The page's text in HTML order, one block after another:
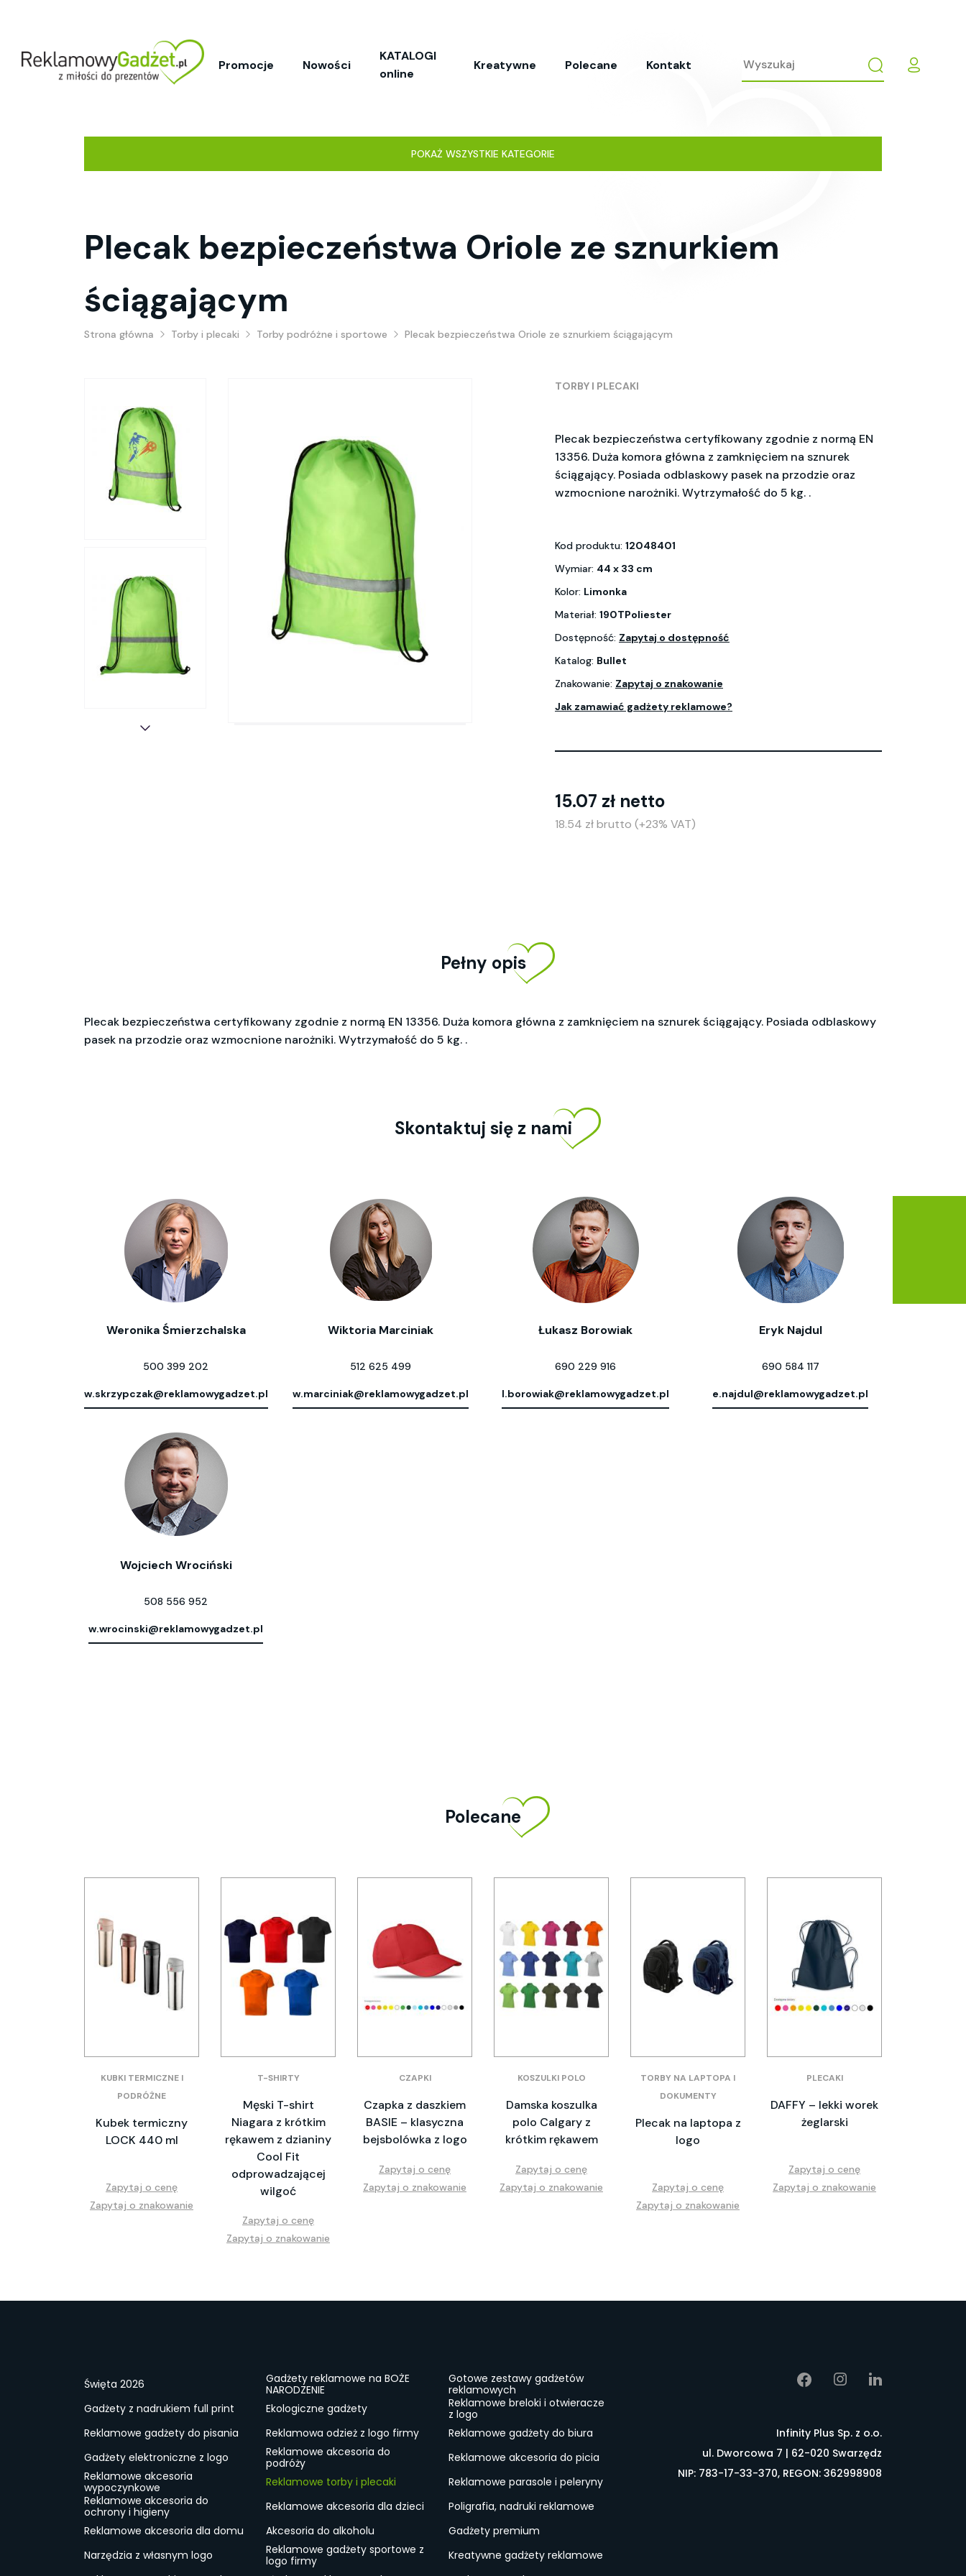
Promocje Nowości
KATALOGI
online
Kreatywne Polecane Kontakt
POKAŻ WSZYSTKIE KATEGORIE
Plecak bezpieczeństwa Oriole ze sznurkiem
ściągającym
Strona główna Torby i plecaki Torby podróżne i sportowe Plecak bezpieczeństwa Oriole ze sznurkiem ściągającym
TORBY I PLECAKI
Plecak bezpieczeństwa certyfikowany zgodnie z normą EN
13356. Duża komora główna z zamknięciem na sznurek
ściągający. Posiada odblaskowy pasek na przodzie oraz
wzmocnione narożniki. Wytrzymałość do 5 kg. .
Kod produktu: 12048401
Wymiar: 44 x 33 cm
Kolor: Limonka
Materiał: 190TPoliester
Dostępność: Zapytaj o dostępność
Katalog: Bullet
Znakowanie: Zapytaj o znakowanie
Jak zamawiać gadżety reklamowe?
15.07 zł netto
18.54 zł brutto (+23% VAT)
Pełny opis
Plecak bezpieczeństwa certyfikowany zgodnie z normą EN 13356. Duża komora główna z zamknięciem na sznurek ściągający. Posiada odblaskowy
pasek na przodzie oraz wzmocnione narożniki. Wytrzymałość do 5 kg. .
Skontaktuj się z nami
Weronika Śmierzchalska
500 399 202
w.skrzypczak@reklamowygadzet.pl
Wiktoria Marciniak
512 625 499
w.marciniak@reklamowygadzet.pl
Łukasz Borowiak
690 229 916
l.borowiak@reklamowygadzet.pl
Eryk Najdul
690 584 117
e.najdul@reklamowygadzet.pl
Wojciech Wrociński
508 556 952
w.wrocinski@reklamowygadzet.pl
Polecane
KUBKI TERMICZNE I
PODRÓŻNE
Kubek termiczny
LOCK 440 ml
Zapytaj o cenę
Zapytaj o znakowanie
T-SHIRTY
Męski T-shirt
Niagara z krótkim
rękawem z dzianiny
Cool Fit
odprowadzającej
wilgoć
Zapytaj o cenę
Zapytaj o znakowanie
CZAPKI
Czapka z daszkiem
BASIE – klasyczna
bejsbolówka z logo
Zapytaj o cenę
Zapytaj o znakowanie
KOSZULKI POLO
Damska koszulka
polo Calgary z
krótkim rękawem
Zapytaj o cenę
Zapytaj o znakowanie
TORBY NA LAPTOPA I
DOKUMENTY
Plecak na laptopa z
logo
Zapytaj o cenę
Zapytaj o znakowanie
PLECAKI
DAFFY – lekki worek
żeglarski
Zapytaj o cenę
Zapytaj o znakowanie
Święta 2026
Gadżety reklamowe na BOŻE
NARODZENIE
Gotowe zestawy gadżetów
reklamowych
Gadżety z nadrukiem full print
Ekologiczne gadżety
Reklamowe breloki i otwieracze
z logo
Reklamowe gadżety do pisania
Reklamowa odzież z logo firmy
Reklamowe gadżety do biura
Gadżety elektroniczne z logo
Reklamowe akcesoria do
podróży
Reklamowe akcesoria do picia
Reklamowe akcesoria
wypoczynkowe
Reklamowe torby i plecaki
Reklamowe parasole i peleryny
Reklamowe akcesoria do
ochrony i higieny
Reklamowe akcesoria dla dzieci
Poligrafia, nadruki reklamowe
Reklamowe akcesoria dla domu
Akcesoria do alkoholu
Gadżety premium
Narzędzia z własnym logo
Reklamowe gadżety sportowe z
logo firmy
Kreatywne gadżety reklamowe
Infinity Plus Sp. z o.o.
ul. Dworcowa 7 | 62-020 Swarzędz
NIP: 783-17-33-370, REGON: 362998908